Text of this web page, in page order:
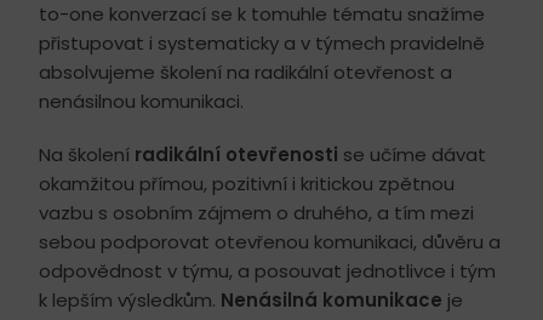
to-one konverzací se k tomuhle tématu snažíme
přistupovat i systematicky a v týmech pravidelně
absolvujeme školení na radikální otevřenost a
nenásilnou komunikaci.
Na školení radikální otevřenosti se učíme dávat
okamžitou přímou, pozitivní i kritickou zpětnou
vazbu s osobním zájmem o druhého, a tím mezi
sebou podporovat otevřenou komunikaci, důvěru a
odpovědnost v týmu, a posouvat jednotlivce i tým
k lepším výsledkům. Nenásilná komunikace je